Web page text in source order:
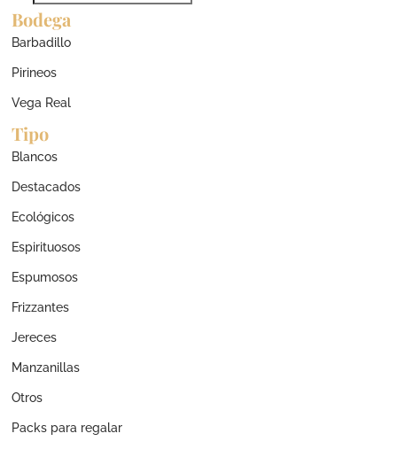
de
productos
Bodega
Barbadillo
Pirineos
Vega Real
Tipo
Blancos
Destacados
Ecológicos
Espirituosos
Espumosos
Frizzantes
Jereces
Manzanillas
Otros
Packs para regalar